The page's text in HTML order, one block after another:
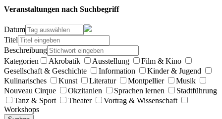
Veranstaltungen nach Suchbegriff
Datum
Titel
Beschreibung
Kategorien
Akrobatik Ausstellung
Film & Kino
Gesellschaft & Geschichte
Information
Kinder & Jugend
Kulinarisches
Kunst Literatur Montpellier
Musik
Nouveau Cirque
Okzitanien Sprachen lernen
Stadtführung
Tanz & Sport
Theater
Vortrag & Wissenschaft
Workshops